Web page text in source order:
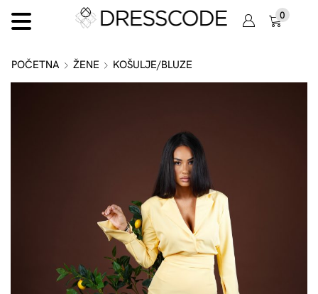
0
POČETNA ŽENE KOŠULJE/BLUZE